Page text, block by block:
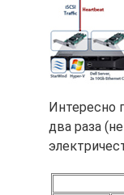
Интересно
два раза